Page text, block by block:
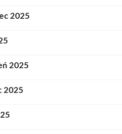
2025
2025
2025